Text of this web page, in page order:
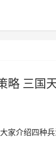
略 三国
家介绍四种